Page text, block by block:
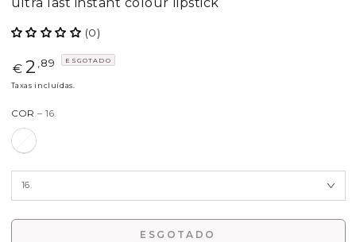
(0)
Preço
regular
€ 2 ,89 ESGOTADO
Taxas incluídas.
COR – 16.
ESGOTADO